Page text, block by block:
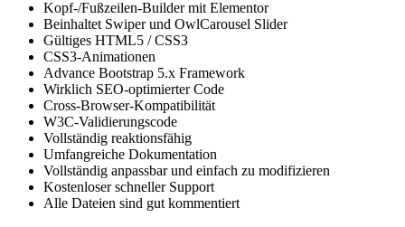
Kopf-/Fußzeilen-Builder mit Elementor
Beinhaltet Swiper und OwlCarousel Slider
Gültiges HTML5 / CSS3
CSS3-Animationen
Advance Bootstrap 5.x Framework
Wirklich SEO-optimierter Code
Cross-Browser-Kompatibilität
W3C-Validierungscode
Vollständig reaktionsfähig
Umfangreiche Dokumentation
Vollständig anpassbar und einfach zu modifizieren
Kostenloser schneller Support
Alle Dateien sind gut kommentiert